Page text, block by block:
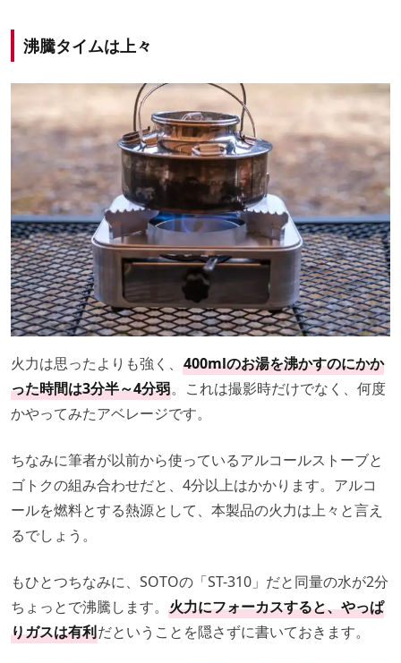
沸騰タイムは上々
火力は思ったよりも強く、 400mlのお湯を沸かすのにかか
った時間は3分半～4分弱。これは撮影時だけでなく、何度
かやってみたアベレージです。
ちなみに筆者が以前から使っているアルコールストーブと
ゴトクの組み合わせだと、4分以上はかかります。アルコ
ールを燃料とする熱源として、本製品の火力は上々と言え
るでしょう。
もひとつちなみに、SOTOの「ST-310」だと同量の水が2分
ちょっとで沸騰します。 火力にフォーカスすると、やっぱ
りガスは有利だということを隠さずに書いておきます。